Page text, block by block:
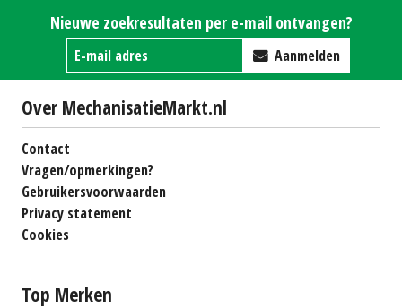
Nieuwe zoekresultaten per e-mail ontvangen?
Aanmelden
Over MechanisatieMarkt.nl
Contact
Vragen/opmerkingen?
Gebruikersvoorwaarden
Privacy statement
Cookies
Top Merken